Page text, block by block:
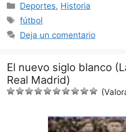
Categorías
Deportes, Historia
Etiquetas
fútbol
Deja un comentario
El nuevo siglo blanco
Real Madrid)